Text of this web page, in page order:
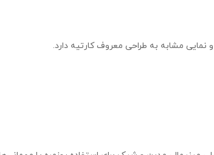
مشابه به طراحی‌ معروف کارتیه دارد.